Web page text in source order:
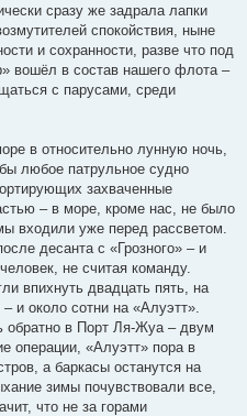
сразу же задрала лапки
спокойствия, ныне
и сохранности, разве что под
вошёл в состав нашего флота –
с парусами, среди
в относительно лунную ночь,
любое патрульное судно
захваченные
– в море, кроме нас, не было
входили уже перед рассветом.
десанта с «Грозного» – и
не считая команду.
впихнуть двадцать пять, на
и около сотни на «Алуэтт».
обратно в Порт Ля-Жуа – двум
операции, «Алуэтт» пора в
а баркасы останутся на
зимы почувствовали все,
что не за горами